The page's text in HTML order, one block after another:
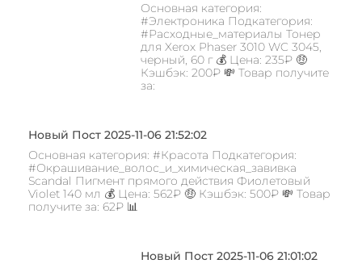
Основная категория:
#Электроника Подкатегория:
#Расходные_материалы Тонер
для Xerox Phaser 3010 WC 3045,
черный, 60 г 💰 Цена: 235₽ 🤑
Кэшбэк: 200₽ 💸 Товар получите
за:
Новый Пост 2025-11-06 21:52:02
Основная категория: #Красота Подкатегория:
#Окрашивание_волос_и_химическая_завивка
Scandal Пигмент прямого действия Фиолетовый
Violet 140 мл 💰 Цена: 562₽ 🤑 Кэшбэк: 500₽ 💸 Товар
получите за: 62₽ 📊
Новый Пост 2025-11-06 21:01:02